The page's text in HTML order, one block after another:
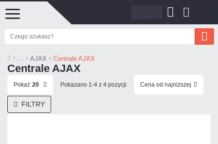
AJAX Centrale AJAX
Centrale AJAX
Pokaż 20 Pokazano 1-4 z 4 pozycji Cena od najniższej
FILTRY